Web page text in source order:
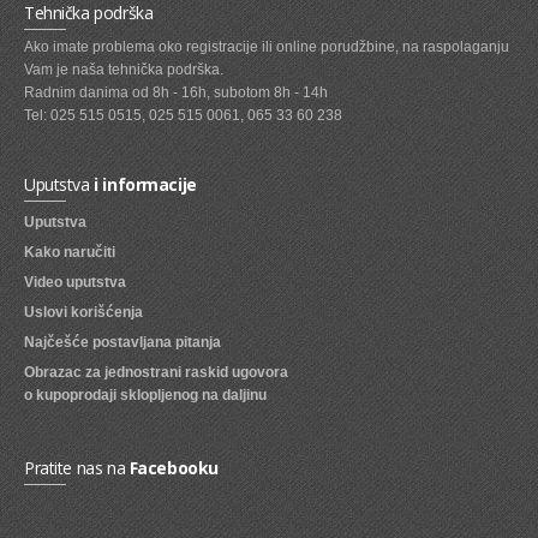
SVEZE VOCE
SVEZE POVRCE
DZEMOVI, MARMALADE I MED
BOMBONI
ZVAKE
LIZALICE
COKOLADE
KREMOVI
BOMBONJERE I PRALINE
MALE COKOLADE I BAROVI
KEKSOVI
KEKS STRUDLE
Tehnička podrška
Ako imate problema oko registracije ili online porudžbine, na raspolaganju
Vam je naša tehnička podrška.
Radnim danima od 8h - 16h, subotom 8h - 14h
Tel: 025 515 0515, 025 515 0061, 065 33 60 238
Uputstvai informacije
Uputstva
Kako naručiti
Video uputstva
Uslovi korišćenja
Najčešće postavljana pitanja
Obrazac za jednostrani raskid ugovora
o kupoprodaji sklopljenog na daljinu
Pratite nas na Facebooku